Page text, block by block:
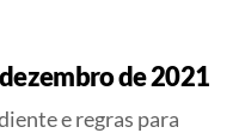
de 2021
e regras para